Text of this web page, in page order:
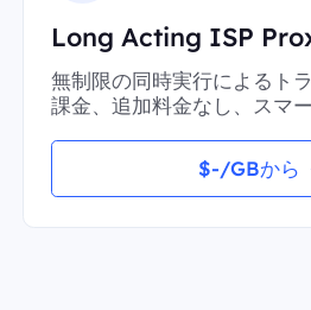
Long Acting ISP
無制限の同時実行によるト
課金、追加料金なし、スマ
$-/GBから